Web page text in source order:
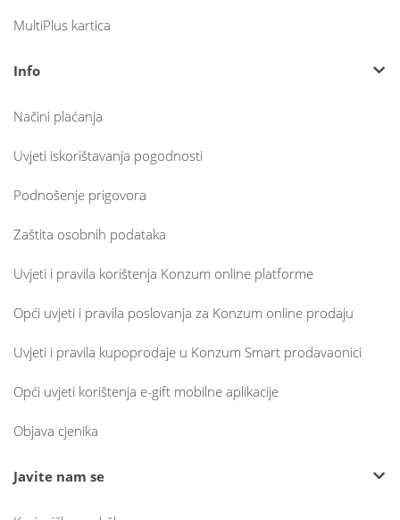
MultiPlus kartica
Info
Načini plaćanja
Uvjeti iskorištavanja pogodnosti
Podnošenje prigovora
Zaštita osobnih podataka
Uvjeti i pravila korištenja Konzum online platforme
Opći uvjeti i pravila poslovanja za Konzum online prodaju
Uvjeti i pravila kupoprodaje u Konzum Smart prodavaonici
Opći uvjeti korištenja e-gift mobilne aplikacije
Objava cjenika
Javite nam se